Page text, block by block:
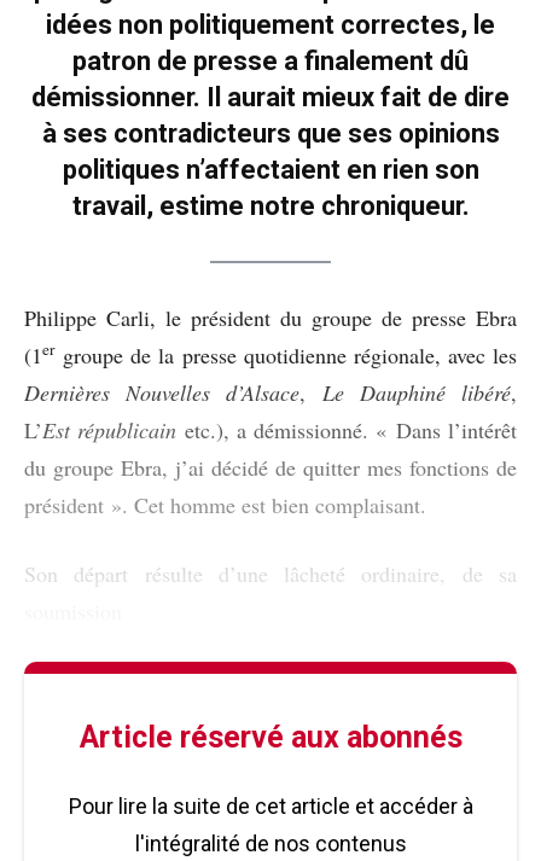
idées non politiquement correctes, le
patron de presse a finalement dû
démissionner. Il aurait mieux fait de dire
à ses contradicteurs que ses opinions
politiques n’affectaient en rien son
travail, estime notre chroniqueur.
Philippe Carli, le président du groupe de presse Ebra
(1er groupe de la presse quotidienne régionale, avec les
Dernières Nouvelles d’Alsace, Le Dauphiné libéré,
L’Est républicain etc.), a démissionné. « Dans l’intérêt
du groupe Ebra, j’ai décidé de quitter mes fonctions de
président ». Cet homme est bien complaisant.
Son départ résulte d’une lâcheté ordinaire, de sa
Article réservé aux abonnés
Pour lire la suite de cet article et accéder à
l'intégralité de nos contenus